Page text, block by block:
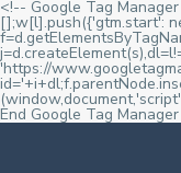
<!-- Google Tag
[];w[l].push({'gtm.start':
'https://
End Google Tag